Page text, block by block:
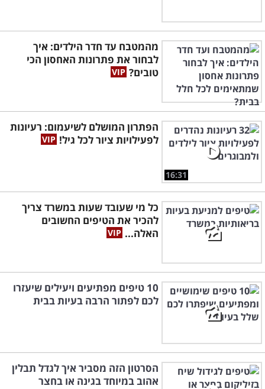
מהמטבח עד חדר הילדים: איך
לבחור את פתרונות האחסון הכי
טובים?
16:31
הפתרון המושלם לשיעמום: רעיונות
לפעילויות ציור לכל גיל!
כל מי שעובד שעות במשרד צריך
להכיר את הטיפים החשובים
האלה...
10 טיפים מפתיעים ויעילים שיעזרו
לכם לפתור הרבה בעיות בבית
הסרטון הזה מסביר איך לגדל תבלין
אהוב במיוחד בגינה או בחצר